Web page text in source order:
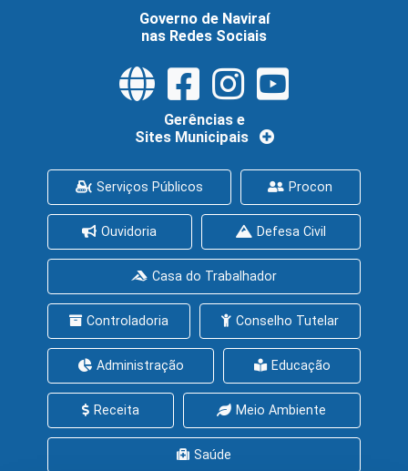
Governo de Naviraí
nas Redes Sociais
Gerências e
Sites Municipais
Serviços Públicos Procon
Ouvidoria Defesa Civil
Casa do Trabalhador
Controladoria Conselho Tutelar
Administração Educação
Receita Meio Ambiente
Saúde